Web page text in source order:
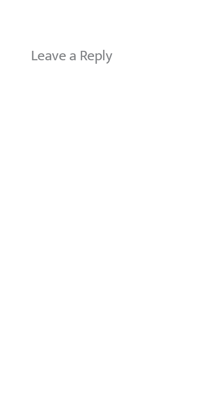
Leave a Reply